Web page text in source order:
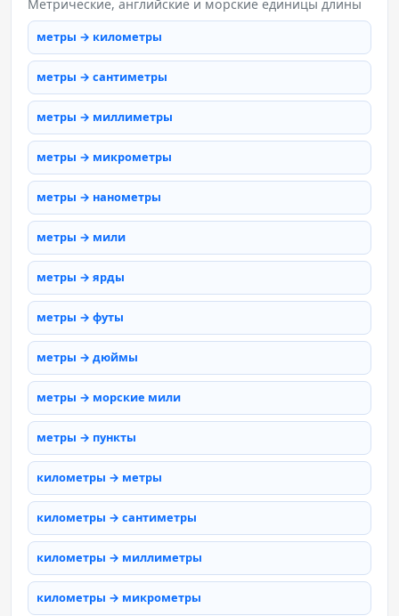
Метрические, английские и морские единицы длины
метры → километры
метры → сантиметры
метры → миллиметры
метры → микрометры
метры → нанометры
метры → мили
метры → ярды
метры → футы
метры → дюймы
метры → морские мили
метры → пункты
километры → метры
километры → сантиметры
километры → миллиметры
километры → микрометры